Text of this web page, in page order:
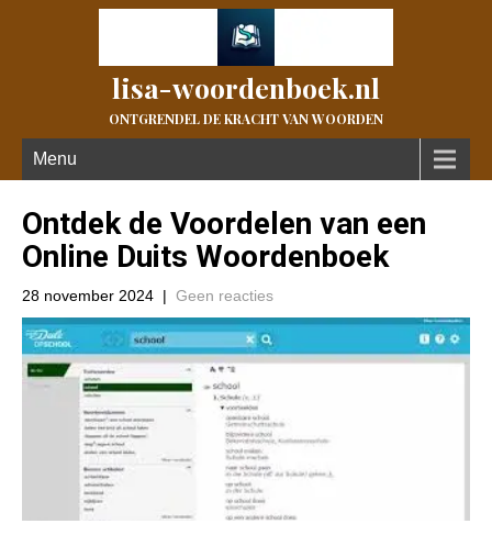
lisa-woordenboek.nl
ONTGRENDEL DE KRACHT VAN WOORDEN
Menu
Ontdek de Voordelen van een
Online Duits Woordenboek
28 november 2024 | Geen reacties